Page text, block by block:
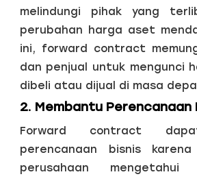
melindungi pihak yang
perubahan harga aset
ini, forward contract
dan penjual untuk mengunci
dibeli atau dijual di masa
2. Membantu Perencanaan
Forward contract
perencanaan bisnis karena
perusahaan